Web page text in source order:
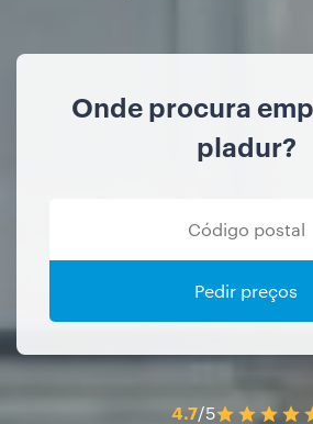
Onde procura
pladur?
Pedir preços
4.7/5